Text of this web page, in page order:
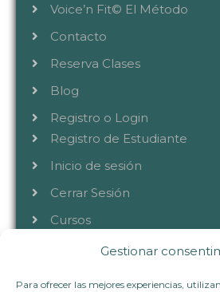
Gestionar
Para ofrecer las mejores experiencias,
Voice’n Fit© El Método
Contacto
Reserva Clases
Blog
Registro o Login
Registro de Estudiante
Inicio de sesión
Cerrar Sesión
Cursos
CONTACTA